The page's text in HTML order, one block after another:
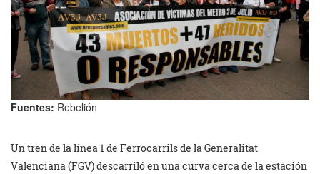
Fuentes: Rebelión
Un tren de la línea 1 de Ferrocarrils de la Generalitat
Valenciana (FGV) descarriló en una curva cerca de la estación